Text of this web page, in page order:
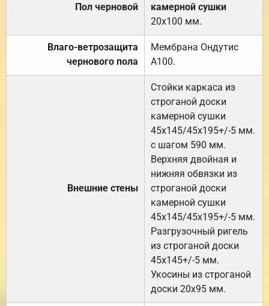
Пол черновой
камерной сушки
20х100 мм.
Влаго-ветрозащита
чернового пола
Мембрана Ондутис
А100.
Внешние стены
Стойки каркаса из
строганой доски
камерной сушки
45х145/45х195+/-5 мм.
с шагом 590 мм.
Верхняя двойная и
нижняя обвязки из
строганой доски
камерной сушки
45х145/45х195+/-5 мм.
Разгрузочный ригель
из строганой доски
45х145+/-5 мм.
Укосины из строганой
доски 20х95 мм.